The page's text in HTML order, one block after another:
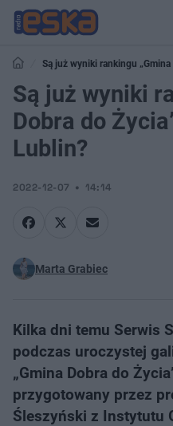
Są już wyniki rankingu
Są już wyniki
Dobra do
Lublin?
2022-12-07 14:14
Marta Grabiec
Kilka dni temu Serwis
podczas uroczystej
„Gmina Dobra do
przygotowany przez
Śleszyński z Instytutu